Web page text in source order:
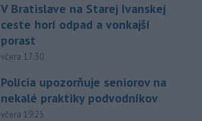
V Bratislave na Starej Ivanskej
ceste horí odpad a vonkajší
porast
včera 17:30
Polícia upozorňuje seniorov na
nekalé praktiky podvodníkov
včera 19:25